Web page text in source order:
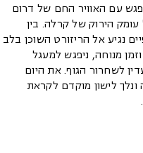
עם האוויר החם של דרום
עומק הירוק של קרלה. בין
נגיע אל הריזורט השוכן בלב
מנוחה, ניפגש למעגל
לשחרור הגוף. את היום
לישון מוקדם לקראת